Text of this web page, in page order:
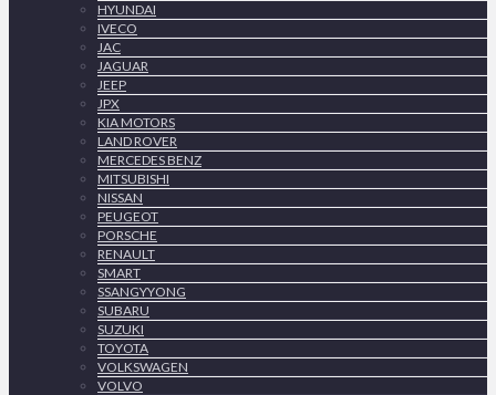
HYUNDAI
IVECO
JAC
JAGUAR
JEEP
JPX
KIA MOTORS
LAND ROVER
MERCEDES BENZ
MITSUBISHI
NISSAN
PEUGEOT
PORSCHE
RENAULT
SMART
SSANGYYONG
SUBARU
SUZUKI
TOYOTA
VOLKSWAGEN
VOLVO